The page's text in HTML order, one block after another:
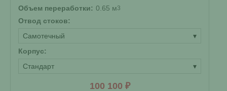
Объем переработки: 0.65 м3
Отвод стоков:
Самотечный
▾
Корпус:
Стандарт
▾
100 100 ₽